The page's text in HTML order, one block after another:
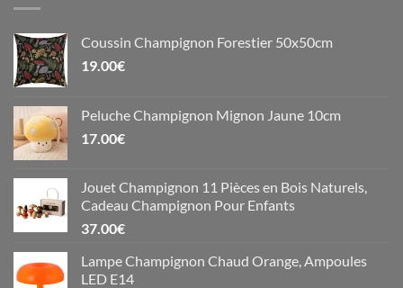
Coussin Champignon Forestier 50x50cm
19.00€
Peluche Champignon Mignon Jaune 10cm
17.00€
Jouet Champignon 11 Pièces en Bois Naturels,
Cadeau Champignon Pour Enfants
37.00€
Lampe Champignon Chaud Orange, Ampoules
LED E14